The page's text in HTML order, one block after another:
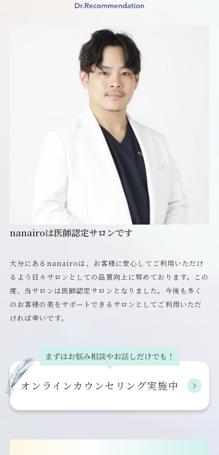
nanairoは医師認定サロンです
大分にあるnanairoは、お客様に安心してご利用いただけ
るよう日々サロンとしての品質向上に努めております。この
度、当サロンは医師認定サロンとなりました。今後も多く
のお客様の美をサポートできるサロンとしてご利用いただ
ければ幸いです。
オンライン カウンセリング実施中